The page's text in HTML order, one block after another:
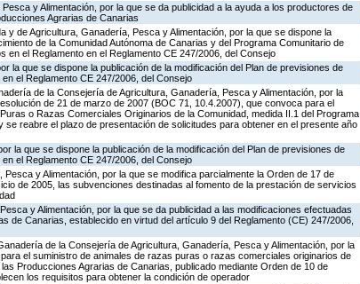
y Alimentación, por la que se da publicidad a la ayuda a los productores de
Agrarias de Canarias
de Agricultura, Ganadería, Pesca y Alimentación, por la que se dispone la
de la Comunidad Autónoma de Canarias y del Programa Comunitario de
el Reglamento en el Reglamento CE 247/2006, del Consejo
la que se dispone la publicación de la modificación del Plan de previsiones de
el Reglamento CE 247/2006, del Consejo
de la Consejería de Agricultura, Ganadería, Pesca y Alimentación, por la
de 21 de marzo de 2007 (BOC 71, 10.4.2007), que convoca para el
o Razas Comerciales Originarios de la Comunidad, medida II.1 del Programa
reabre el plazo de presentación de solicitudes para obtener en el presente año
la que se dispone la publicación de la modificación del Plan de previsiones de
el Reglamento CE 247/2006, del Consejo
y Alimentación, por la que se modifica parcialmente la Orden de 17 de
de 2005, las subvenciones destinadas al fomento de la prestación de servicios
y Alimentación, por la que se da publicidad a las modificaciones efectuadas
de Canarias, establecido en virtud del artículo 9 del Reglamento (CE) 247/2006,
de la Consejería de Agricultura, Ganadería, Pesca y Alimentación, por la
el suministro de animales de razas puras o razas comerciales originarios de
Producciones Agrarias de Canarias, publicado mediante Orden de 10 de
los requisitos para obtener la condición de operador